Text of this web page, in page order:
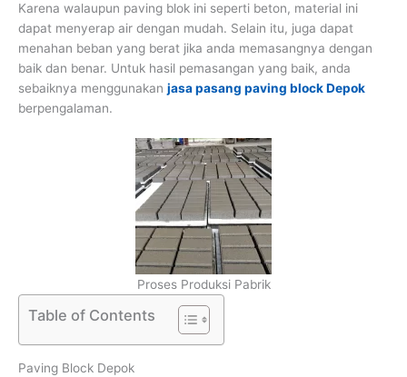
Karena walaupun paving blok ini seperti beton, material ini
dapat menyerap air dengan mudah. Selain itu, juga dapat
menahan beban yang berat jika anda memasangnya dengan
baik dan benar. Untuk hasil pemasangan yang baik, anda
sebaiknya menggunakan jasa pasang paving block Depok
berpengalaman.
Proses Produksi Pabrik
Table of Contents
Paving Block Depok